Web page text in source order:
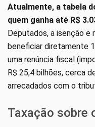
Atualmente, a tabela
quem ganha até R$
Deputados, a isenção e
beneficiar diretamente
uma renúncia fiscal
R$ 25,4 bilhões, cerca
arrecadados com o
Taxação sobre